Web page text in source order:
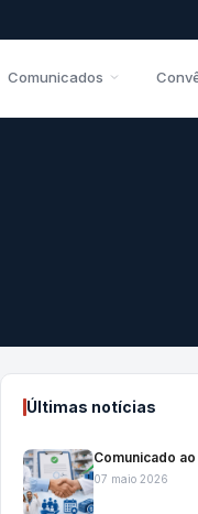
Comunicados
Últimas notícias
Comunicado
07 maio 2026